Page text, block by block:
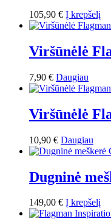
105,90 € Į krepšelį
Viršūnėlė
7,90 € Daugiau
Viršūnėlė
10,90 € Daugiau
Dugninė
149,00 € Į krepšelį